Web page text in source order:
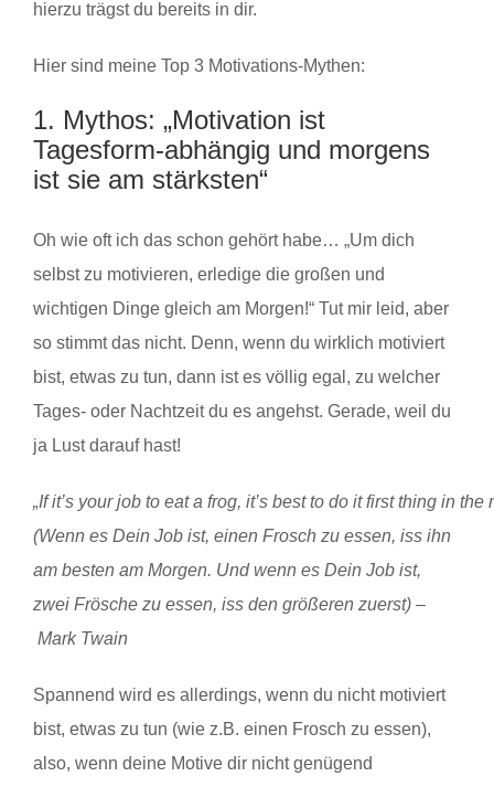
hierzu trägst du bereits in dir.
Hier sind meine Top 3 Motivations-Mythen:
1. Mythos: „Motivation ist
Tagesform-abhängig und morgens
ist sie am stärksten“
Oh wie oft ich das schon gehört habe… „Um dich
selbst zu motivieren, erledige die großen und
wichtigen Dinge gleich am Morgen!“ Tut mir leid, aber
so stimmt das nicht. Denn, wenn du wirklich motiviert
bist, etwas zu tun, dann ist es völlig egal, zu welcher
Tages- oder Nachtzeit du es angehst. Gerade, weil du
ja Lust darauf hast!
„If it’s your job to eat a frog, it’s best to do it first thing in
(Wenn es Dein Job ist, einen Frosch zu essen, iss ihn
am besten am Morgen. Und wenn es Dein Job ist,
zwei Frösche zu essen, iss den größeren zuerst) –
Mark Twain
Spannend wird es allerdings, wenn du nicht motiviert
bist, etwas zu tun (wie z.B. einen Frosch zu essen),
also, wenn deine Motive dir nicht genügend